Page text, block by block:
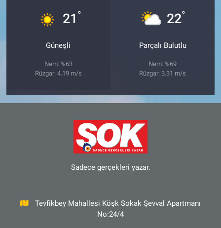
21 °
Güneşli
Nem: %63
Rüzgar: 4.19 m/s
22°
Parçalı Bulutlu
Nem: %69
Rüzgar: 3.31 m/s
Sadece gerçekleri yazar.
Tevfikbey Mahallesi Köşk Sokak Şevval Apartmanı
No:24/4